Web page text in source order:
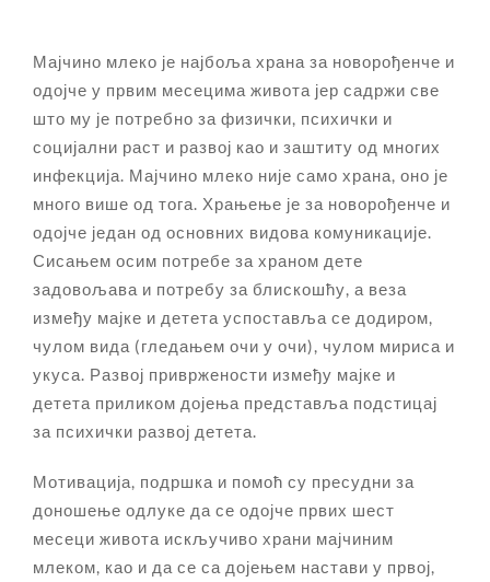
Мајчино млеко је најбоља храна за новорођенче и
одојче у првим месецима живота јер садржи све
што му је потребно за физички, психички и
социјални раст и развој као и заштиту од многих
инфекција. Мајчино млеко није само храна, оно је
много више од тога. Храњење је за новорођенче и
одојче један од основних видова комуникације.
Сисањем осим потребе за храном дете
задовољава и потребу за блискошћу, а веза
између мајке и детета успоставља се додиром,
чулом вида (гледањем очи у очи), чулом мириса и
укуса. Развој привржености између мајке и
детета приликом дојења представља подстицај
за психички развој детета.
Мотивација, подршка и помоћ су пресудни за
доношење одлуке да се одојче првих шест
месеци живота искључиво храни мајчиним
млеком, као и да се са дојењем настави у првој,